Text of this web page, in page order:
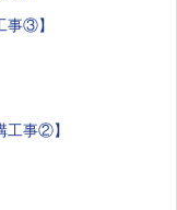
事③】
工事②】